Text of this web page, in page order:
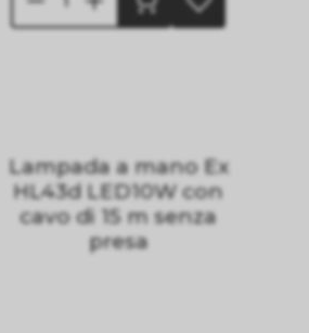
Lampada a mano Ex
HL43d LED10W con
cavo di 15 m senza
presa